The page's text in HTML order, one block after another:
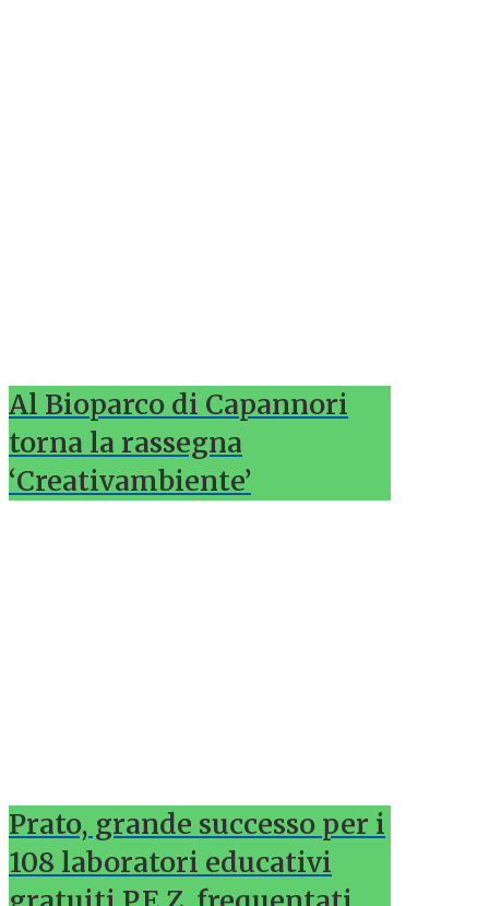
Al Bioparco di Capannori
torna la rassegna
‘Creativambiente’
Prato, grande successo per i
108 laboratori educativi